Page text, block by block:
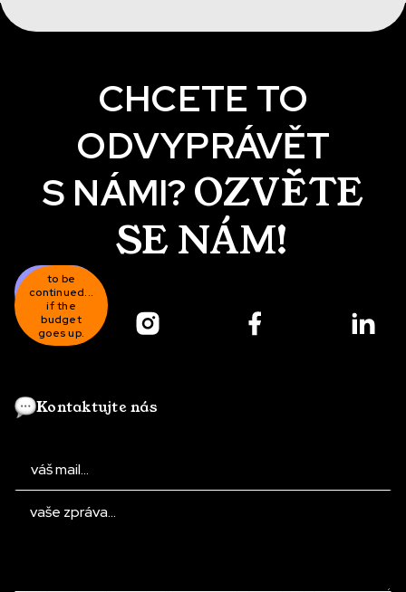
CHCETE TO
ODVYPRÁVĚT
S NÁMI? OZVĚTE
SE NÁM!
happily
ever
after...
until
feedback
happened.
once
upon
a timeline
to be
continued...
if the
budget
goes up.
Kontaktujte nás